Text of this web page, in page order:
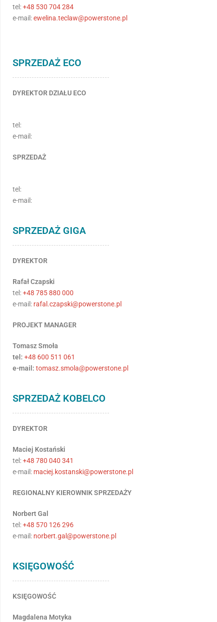
tel:+48 530 704 284
e-mail:ewelina.teclaw@powerstone.pl
SPRZEDAŻ ECO
DYREKTOR DZIAŁU ECO
tel:
e-mail:
SPRZEDAŻ
tel:
e-mail:
SPRZEDAŻ GIGA
DYREKTOR
Rafał Czapski
tel:+48 785 880 000
e-mail: rafal.czapski@powerstone.pl
PROJEKT MANAGER
Tomasz Smoła
tel: +48 600 511 061
e-mail: tomasz.smola@powerstone.pl
SPRZEDAŻ KOBELCO
DYREKTOR
Maciej Kostański
tel:+48 780 040 341
e-mail: maciej.kostanski@powerstone.pl
REGIONALNY KIEROWNIK SPRZEDAŻY
Norbert Gal
tel:+48 570 126 296
e-mail: norbert.gal@powerstone.pl
KSIĘGOWOŚĆ
KSIĘGOWOŚĆ
Magdalena Motyka